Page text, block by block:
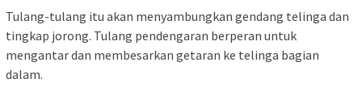
Tulang-tulang itu akan menyambungkan gendang telinga dan
tingkap jorong. Tulang pendengaran berperan untuk
mengantar dan membesarkan getaran ke telinga bagian
dalam.